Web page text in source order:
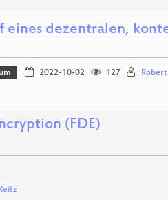
dezentralen,
2022-10-02 127
(FDE)